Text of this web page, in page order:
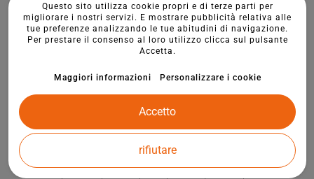
MONTAGGIO E USO: Grazie alle tre lamelle, il montaggio è
semplice e stabile senza l'uso di adesivi, è sufficiente premere o
colpire per inserirlo. Sono ideali per strutture di profili in acciaio,
alluminio e plastica, sistemi di recinzione, macchinari,
attrezzature, mobili, attrezzature da parco giochi e altri elementi
Questo sito utilizza cookie propri e di terze parti per
migliorare i nostri servizi. E mostrare pubblicità relativa alle
tue preferenze analizzando le tue abitudini di navigazione.
Per prestare il consenso al loro utilizzo clicca sul pulsante
Accetta.
Maggiori informazioni Personalizzare i cookie
rifiutare
Accetto